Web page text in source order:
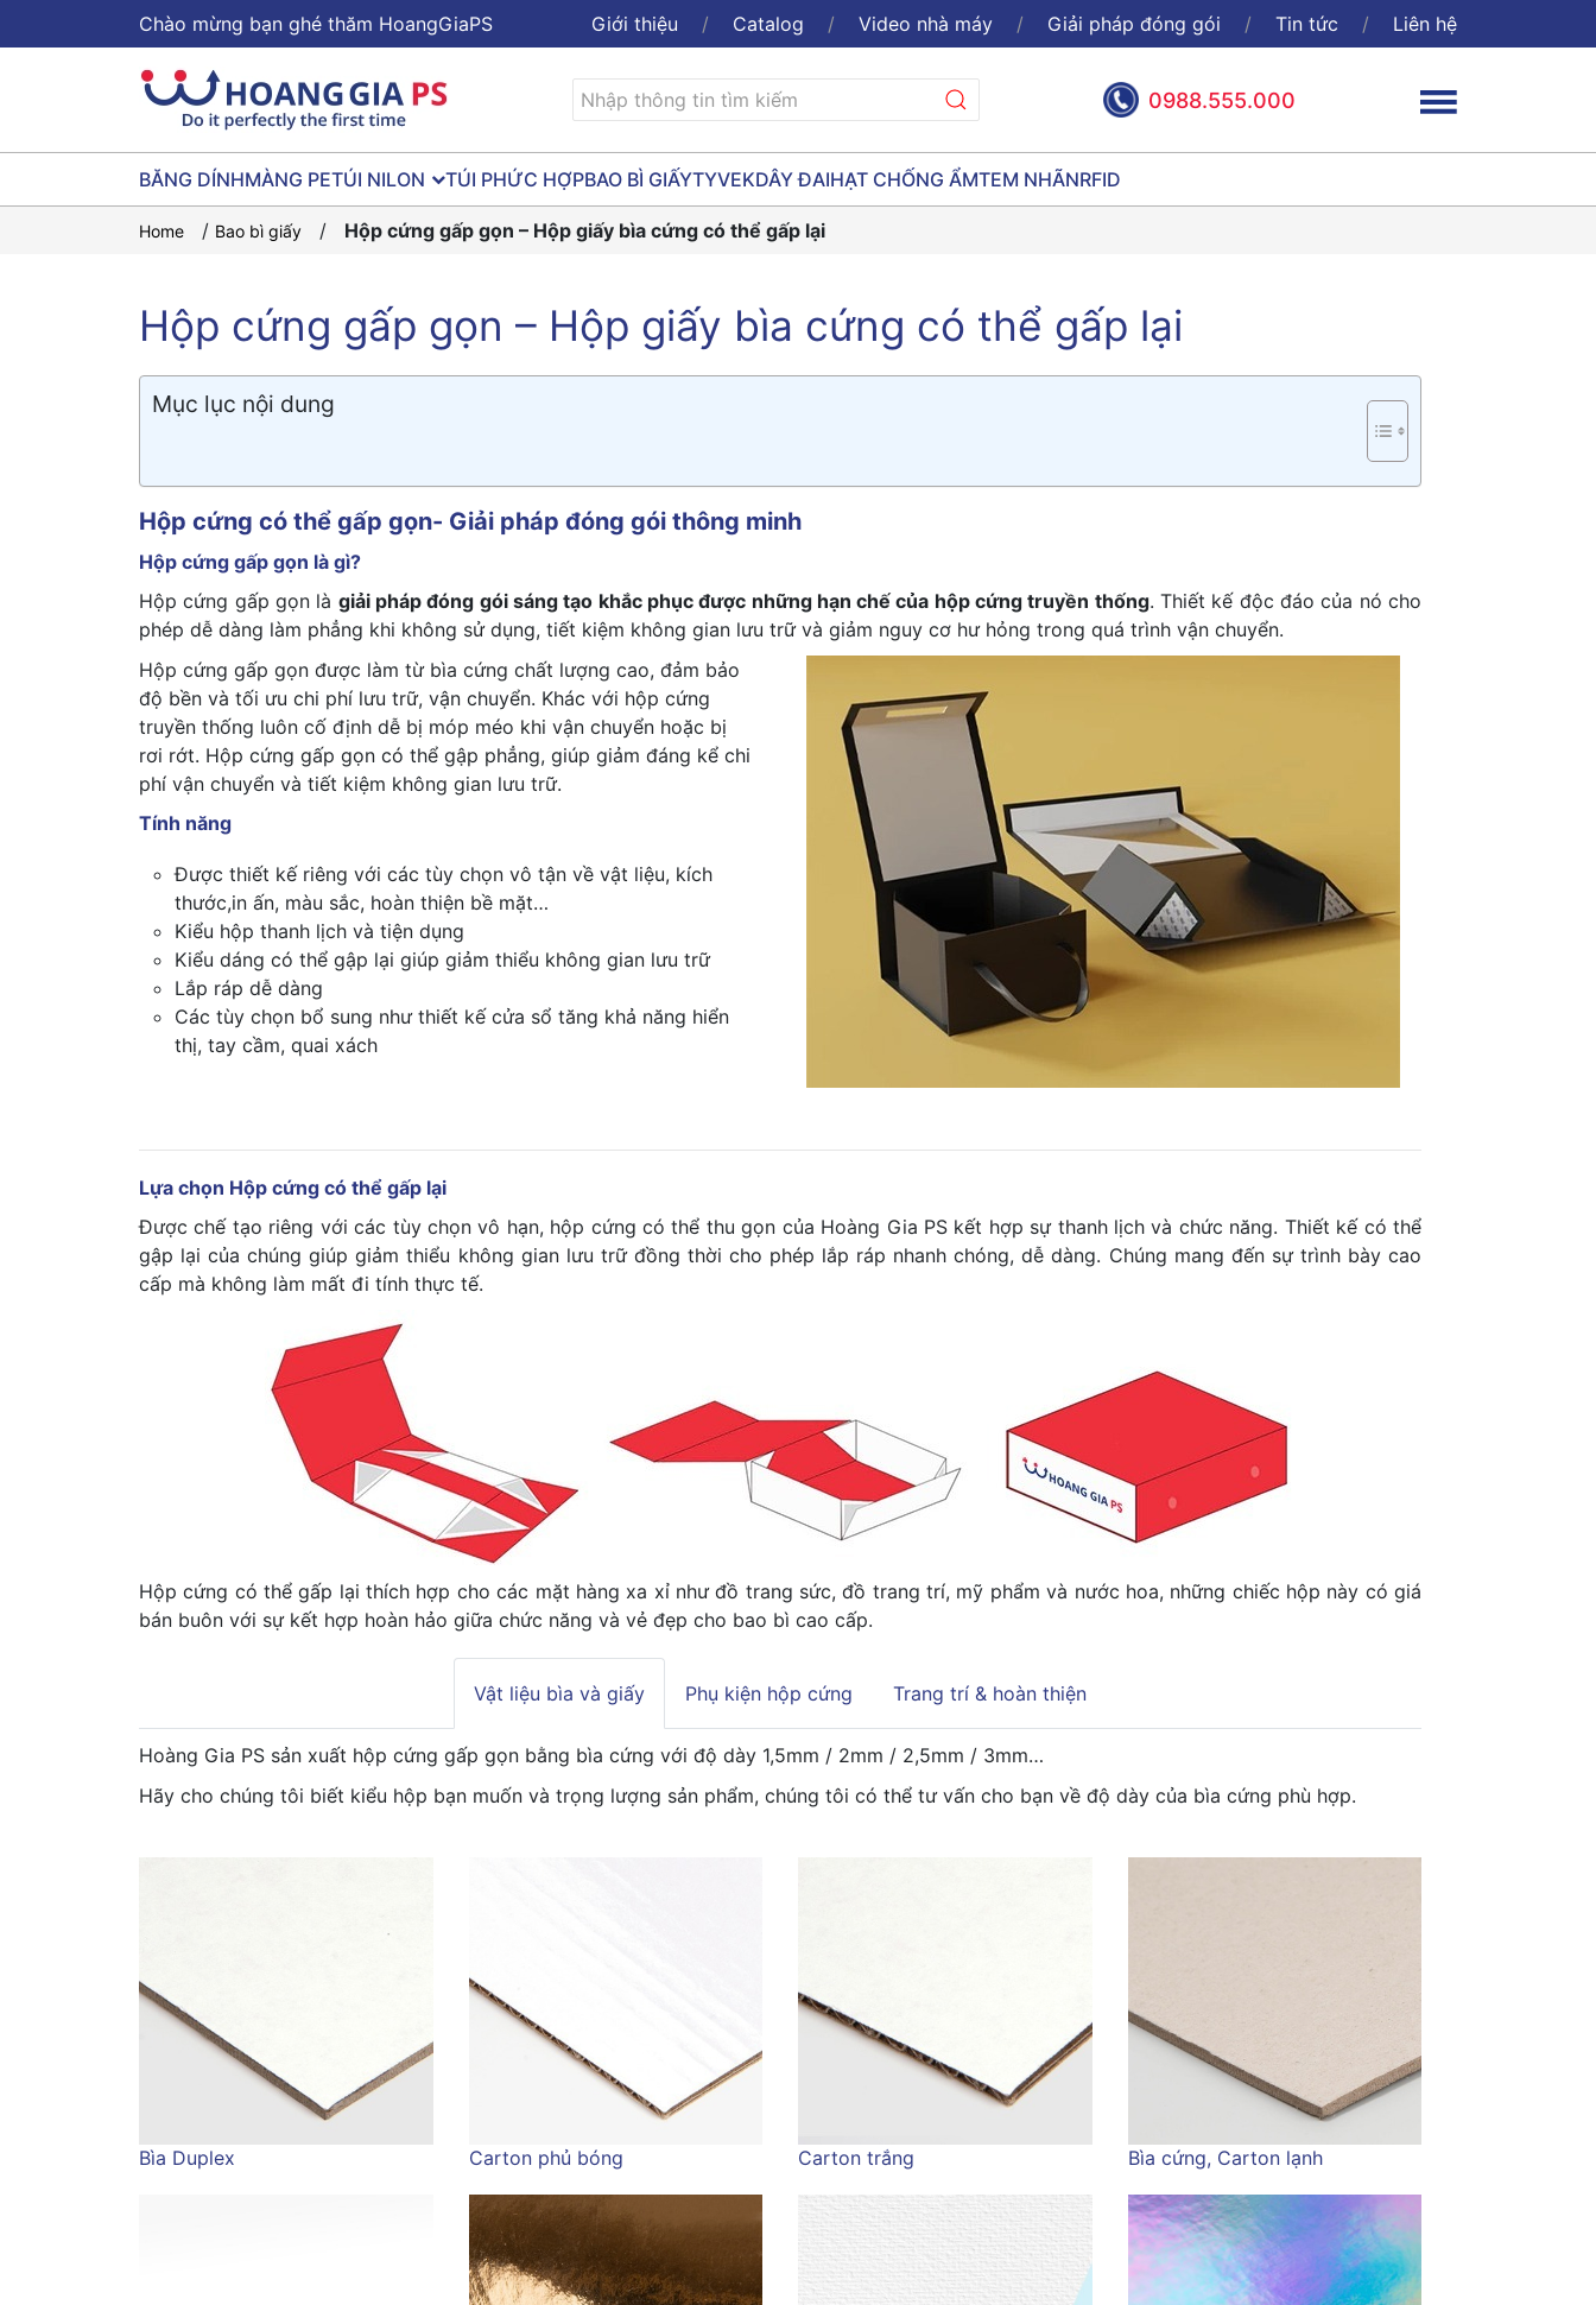
Chào mừng bạn ghé thăm HoangGiaPS Giới thiệu Catalog Video nhà máy Giải pháp đóng gói Tin tức Liên hệ
0988.555.000
BĂNG DÍNHMÀNG PETÚI NILON TÚI PHỨC HỢPBAO BÌ GIẤYTYVEKDÂY ĐAIHẠT CHỐNG ẨMTEM NHÃNRFID
Home / Bao bì giấy / Hộp cứng gấp gọn – Hộp giấy bìa cứng có thể gấp lại
Hộp cứng gấp gọn – Hộp giấy bìa cứng có thể gấp lại
Mục lục nội dung
Hộp cứng có thể gấp gọn- Giải pháp đóng gói thông minh
Hộp cứng gấp gọn là gì?
Hộp cứng gấp gọn là giải pháp đóng gói sáng tạo khắc phục được những hạn chế của hộp cứng truyền thống. Thiết kế độc đáo của nó cho
phép dễ dàng làm phẳng khi không sử dụng, tiết kiệm không gian lưu trữ và giảm nguy cơ hư hỏng trong quá trình vận chuyển.
Hộp cứng gấp gọn được làm từ bìa cứng chất lượng cao, đảm bảo
độ bền và tối ưu chi phí lưu trữ, vận chuyển. Khác với hộp cứng
truyền thống luôn cố định dễ bị móp méo khi vận chuyển hoặc bị
rơi rớt. Hộp cứng gấp gọn có thể gập phẳng, giúp giảm đáng kể chi
phí vận chuyển và tiết kiệm không gian lưu trữ.
Tính năng
Được thiết kế riêng với các tùy chọn vô tận về vật liệu, kích
thước,in ấn, màu sắc, hoàn thiện bề mặt…
Kiểu hộp thanh lịch và tiện dụng
Kiểu dáng có thể gập lại giúp giảm thiểu không gian lưu trữ
Lắp ráp dễ dàng
Các tùy chọn bổ sung như thiết kế cửa sổ tăng khả năng hiển
thị, tay cầm, quai xách
Lựa chọn Hộp cứng có thể gấp lại
Được chế tạo riêng với các tùy chọn vô hạn, hộp cứng có thể thu gọn của Hoàng Gia PS kết hợp sự thanh lịch và chức năng. Thiết kế có thể
gập lại của chúng giúp giảm thiểu không gian lưu trữ đồng thời cho phép lắp ráp nhanh chóng, dễ dàng. Chúng mang đến sự trình bày cao
cấp mà không làm mất đi tính thực tế.
Hộp cứng có thể gấp lại thích hợp cho các mặt hàng xa xỉ như đồ trang sức, đồ trang trí, mỹ phẩm và nước hoa, những chiếc hộp này có giá
bán buôn với sự kết hợp hoàn hảo giữa chức năng và vẻ đẹp cho bao bì cao cấp.
Vật liệu bìa và giấy Phụ kiện hộp cứng Trang trí & hoàn thiện
Hoàng Gia PS sản xuất hộp cứng gấp gọn bằng bìa cứng với độ dày 1,5mm / 2mm / 2,5mm / 3mm…
Hãy cho chúng tôi biết kiểu hộp bạn muốn và trọng lượng sản phẩm, chúng tôi có thể tư vấn cho bạn về độ dày của bìa cứng phù hợp.
Bìa Duplex Carton phủ bóng Carton trắng Bìa cứng, Carton lạnh